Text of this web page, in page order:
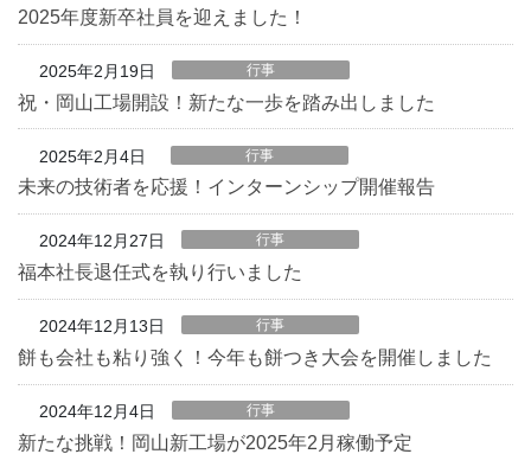
2025年度新卒社員を迎えました！
2025年2月19日 行事
祝・岡山工場開設！新たな一歩を踏み出しました
2025年2月4日 行事
未来の技術者を応援！インターンシップ開催報告
2024年12月27日 行事
福本社長退任式を執り行いました
2024年12月13日 行事
餅も会社も粘り強く！今年も餅つき大会を開催しました
2024年12月4日 行事
新たな挑戦！岡山新工場が2025年2月稼働予定